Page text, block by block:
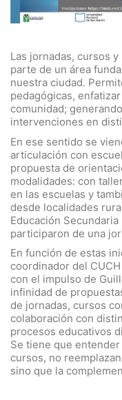
Las jornadas, cursos
parte de un área
nuestra ciudad.
pedagógicas,
comunidad;
intervenciones en
En ese sentido se
articulación con
propuesta de
modalidades: con
en las escuelas y
desde localidades
Educación
participaron de una
En función de estas
coordinador del
con el impulso de
infinidad de
de jornadas, cursos
colaboración con
procesos educativos
Se tiene que
cursos, no
sino que la